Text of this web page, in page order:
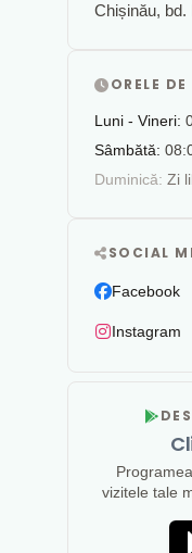
Chișinău,
ORELE DE
Luni - Vineri:
Sâmbătă:
Duminică: Zi
SOCIAL
Facebook
Instagram
vizitele tale